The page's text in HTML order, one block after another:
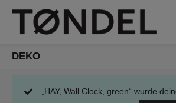
DEKO
„HAY, Wall Clock, green“ wurde